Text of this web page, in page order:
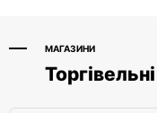
МАГАЗИНИ